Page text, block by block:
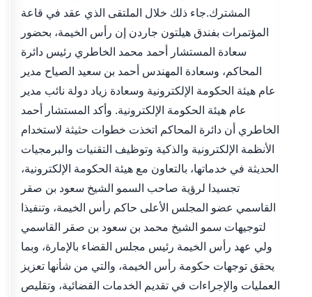
المشترك.جاء ذلك خلال الملتقى الذي عقد في قاعة
المؤتمرات بفندق هيلتون جاردن إن رأس الخيمة، بحضور
سعادة المستشار أحمد محمد الخاطري رئيس دائرة
المحاكم، وسعادة المهندس أحمد بن سعيد الصياح مدير
عام هيئة الحكومة الإلكترونية وسعادة زياد دولة نائب مدير
عام هيئة الحكومة الإلكترونية. وأكد المستشار أحمد
الخاطري أن دائرة المحاكم اتخذت خطوات حثيثة لاستخدام
الأنظمة الإلكترونية والذكية وتوظيف التقنيات والبرمجيات
الحديثة في خدماتها، بالتعاون مع هيئة الحكومة الإلكترونية،
تجسيدا لرؤية صاحب السمو الشيخ سعود بن صقر
القاسمي عضو المجلس الأعلى حاكم رأس الخيمة، وتنفيذا
لتوجيهات سمو الشيخ محمد بن سعود بن صقر القاسمي
ولي عهد رأس الخيمة رئيس مجلس القضاء بالإمارة، وبما
يحقق توجهات حكومة رأس الخيمة، والتي من شأنها تعزيز
العمليات والإجراءات في تقديم الخدمات القضائية، وتقليص